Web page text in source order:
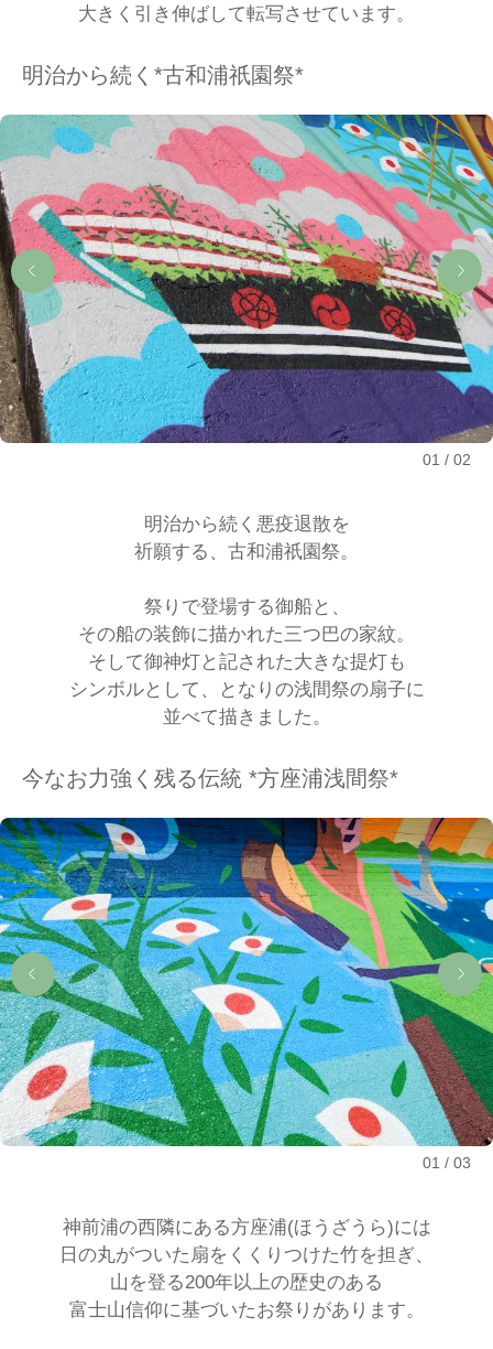
大きく引き伸ばして転写させています。
明治から続く*古和浦祇園祭*
01 02
明治から続く悪疫退散を
祈願する、古和浦祇園祭。
祭りで登場する御船と、
その船の装飾に描かれた三つ巴の家紋。
そして御神灯と記された大きな提灯も
シンボルとして、となりの浅間祭の扇子に
並べて描きました。
今なお力強く残る伝統 *方座浦浅間祭*
01 03
神前浦の西隣にある方座浦(ほうざうら)には
日の丸がついた扇をくくりつけた竹を担ぎ、
山を登る200年以上の歴史のある
富士山信仰に基づいたお祭りがあります。